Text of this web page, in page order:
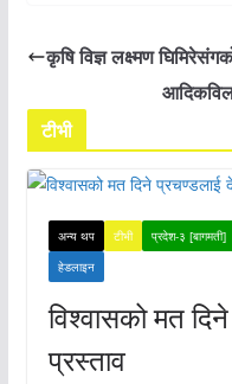
कृषि विज्ञ लक्ष्मण
टीभी
अन्य थप टीभी प्रदेश-३ [बागमती]
हेडलाइन
विश्वासको मत
प्रस्ताव